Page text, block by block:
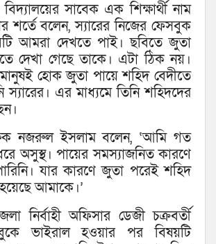
সাবেক এক শিক্ষার্থী নাম
শর্তে বলেন, স্যারের নিজের ফেসবুক
আমরা দেখতে পাই। ছবিতে জুতা
দেখা গেছে তাকে। এটা ঠিক নয়।
হোক জুতা পায়ে শহিদ বেদীতে
স্যারের। এর মাধ্যমে তিনি শহিদদের
নজরুল ইসলাম বলেন, ‘আমি গত
অসুস্থ। পায়ের সমস্যাজনিত কারণে
যার কারণে জুতা পরেই শহিদ
আমাকে।’
নির্বাহী অফিসার ডেজী চক্রবর্তী
ভাইরাল হওয়ার পর বিষয়টি